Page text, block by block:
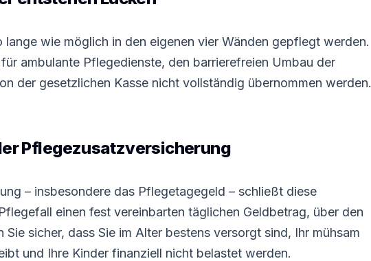
lange wie möglich in den eigenen vier Wänden gepflegt werden.
ambulante Pflegedienste, den barrierefreien Umbau der
der gesetzlichen Kasse nicht vollständig übernommen werden.
Pflegezusatzversicherung
– insbesondere das Pflegetagegeld – schließt diese
einen fest vereinbarten täglichen Geldbetrag, über den
sicher, dass Sie im Alter bestens versorgt sind, Ihr mühsam
und Ihre Kinder finanziell nicht belastet werden.